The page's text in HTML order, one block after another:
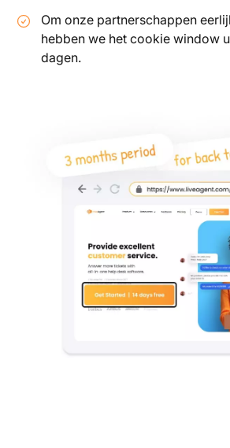
Om onze partnerschappen
hebben we het cookie window
dagen.